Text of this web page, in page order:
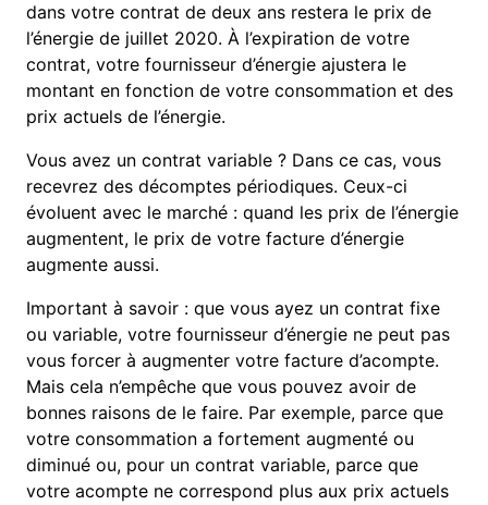
dans votre contrat de deux ans restera le prix de
l’énergie de juillet 2020. À l’expiration de votre
contrat, votre fournisseur d’énergie ajustera le
montant en fonction de votre consommation et des
prix actuels de l’énergie.
Vous avez un contrat variable ? Dans ce cas, vous
recevrez des décomptes périodiques. Ceux-ci
évoluent avec le marché : quand les prix de l’énergie
augmentent, le prix de votre facture d’énergie
augmente aussi.
Important à savoir : que vous ayez un contrat fixe
ou variable, votre fournisseur d’énergie ne peut pas
vous forcer à augmenter votre facture d’acompte.
Mais cela n’empêche que vous pouvez avoir de
bonnes raisons de le faire. Par exemple, parce que
votre consommation a fortement augmenté ou
diminué ou, pour un contrat variable, parce que
votre acompte ne correspond plus aux prix actuels